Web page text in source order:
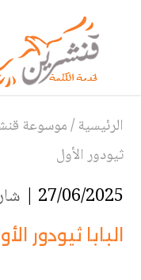
الرئيسية/موسوعة
ثيودور الأول
27/06/2025 |
البابا ثيودور